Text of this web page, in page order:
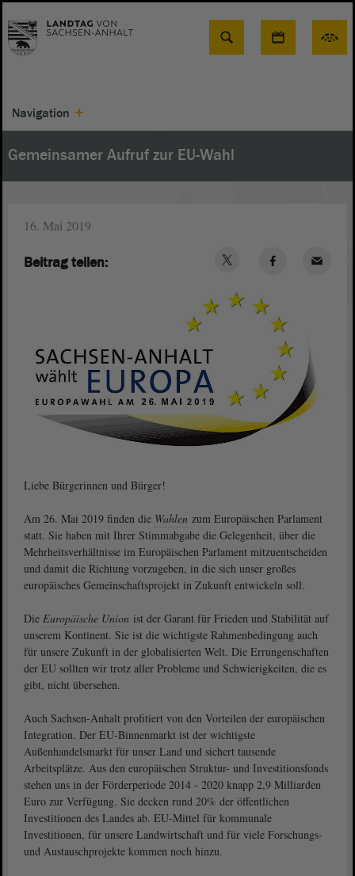
Suche
Navigation
Gemeinsamer Aufruf zur EU-Wahl
16. Mai 2019
Liebe Bürgerinnen und Bürger!
Am 26. Mai 2019 finden die Wahlen zum Europäischen Parlament
statt. Sie haben mit Ihrer Stimmabgabe die Gelegenheit, über die
Mehrheitsverhältnisse im Europäischen Parlament mitzuentscheiden
und damit die Richtung vorzugeben, in die sich unser großes
europäisches Gemeinschaftsprojekt in Zukunft entwickeln soll.
Die Europäische Union ist der Garant für Frieden und Stabilität auf
unserem Kontinent. Sie ist die wichtigste Rahmenbedingung auch
für unsere Zukunft in der globalisierten Welt. Die Errungenschaften
der EU sollten wir trotz aller Probleme und Schwierigkeiten, die es
gibt, nicht übersehen.
Auch Sachsen-Anhalt profitiert von den Vorteilen der europäischen
Integration. Der EU-Binnenmarkt ist der wichtigste
Außenhandelsmarkt für unser Land und sichert tausende
Arbeitsplätze. Aus den europäischen Struktur- und Investitionsfonds
stehen uns in der Förderperiode 2014 - 2020 knapp 2,9 Milliarden
Euro zur Verfügung. Sie decken rund 20% der öffentlichen
Investitionen des Landes ab. EU-Mittel für kommunale
Investitionen, für unsere Landwirtschaft und für viele Forschungs-
und Austauschprojekte kommen noch hinzu.
Beitrag teilen: